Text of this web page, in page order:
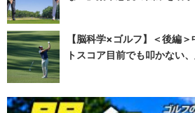
【脳科学×ゴルフ】＜後編
トスコア目前でも叩かない